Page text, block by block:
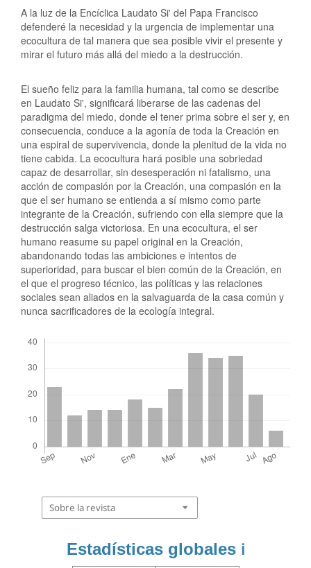
A la luz de la Encíclica Laudato Si' del Papa Francisco
defenderé la necesidad y la urgencia de implementar una
ecocultura de tal manera que sea posible vivir el presente y
mirar el futuro más allá del miedo a la destrucción.
El sueño feliz para la familia humana, tal como se describe
en Laudato Si', significará liberarse de las cadenas del
paradigma del miedo, donde el tener prima sobre el ser y, en
consecuencia, conduce a la agonía de toda la Creación en
una espiral de supervivencia, donde la plenitud de la vida no
tiene cabida. La ecocultura hará posible una sobriedad
capaz de desarrollar, sin desesperación ni fatalismo, una
acción de compasión por la Creación, una compasión en la
que el ser humano se entienda a sí mismo como parte
integrante de la Creación, sufriendo con ella siempre que la
destrucción salga victoriosa. En una ecocultura, el ser
humano reasume su papel original en la Creación,
abandonando todas las ambiciones e intentos de
superioridad, para buscar el bien común de la Creación, en
el que el progreso técnico, las políticas y las relaciones
sociales sean aliados en la salvaguarda de la casa común y
nunca sacrificadores de la ecología integral.
Sobre la revista
Estadísticas globales ℹ️